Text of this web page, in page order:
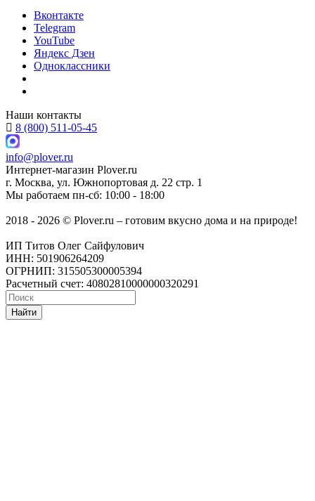
Вконтакте
Telegram
YouTube
Яндекс Дзен
Одноклассники
Наши контакты
8 (800) 511-05-45
info@plover.ru
Интернет-магазин Plover.ru
г. Москва, ул. Южнопортовая д. 22 стр. 1
Мы работаем пн-сб: 10:00 - 18:00
2018 - 2026 © Plover.ru – готовим вкусно дома и на природе!
ИП Титов Олег Сайфулович
ИНН: 501906264209
ОГРНИП: 315505300005394
Расчетный счет: 40802810000000320291
Найти